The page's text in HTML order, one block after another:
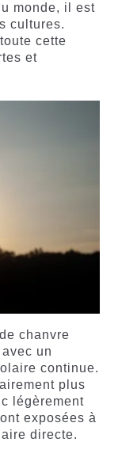
monde, il est
cultures.
cette
et
chanvre
un
continue.
plus
légèrement
exposées à
directe.